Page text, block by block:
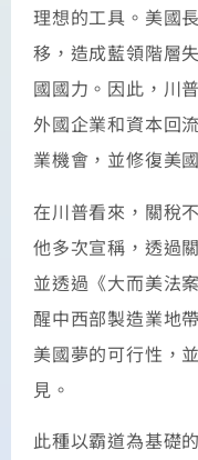
理想的工具。美國
移，造成藍領階層
國國力。因此，川
外國企業和資本回
業機會，並修復美
在川普看來，關稅
他多次宣稱，透過
並透過《大而美法
醒中西部製造業地
美國夢的可行性，
見。
此種以霸道為基礎